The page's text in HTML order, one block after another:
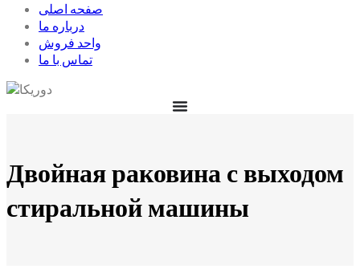
صفحه اصلی
درباره ما
واحد فروش
تماس با ما
Двойная раковина с выходом
стиральной машины